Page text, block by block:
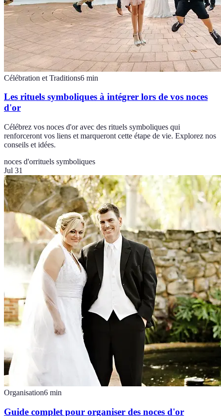
Célébration et Traditions6 min
Les rituels symboliques à intégrer lors de vos noces
d'or
Célébrez vos noces d'or avec des rituels symboliques qui
renforceront vos liens et marqueront cette étape de vie. Explorez nos
conseils et idées.
noces d'orrituels symboliques
Jul 31
Organisation6 min
Guide complet pour organiser des noces d'or